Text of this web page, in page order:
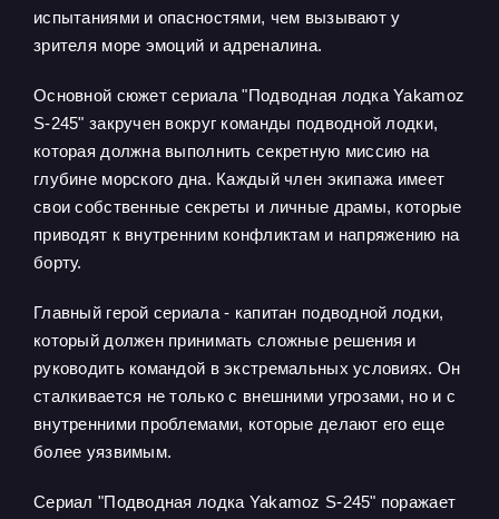
испытаниями и опасностями, чем вызывают у
зрителя море эмоций и адреналина.
Основной сюжет сериала "Подводная лодка Yakamoz
S-245" закручен вокруг команды подводной лодки,
которая должна выполнить секретную миссию на
глубине морского дна. Каждый член экипажа имеет
свои собственные секреты и личные драмы, которые
приводят к внутренним конфликтам и напряжению на
борту.
Главный герой сериала - капитан подводной лодки,
который должен принимать сложные решения и
руководить командой в экстремальных условиях. Он
сталкивается не только с внешними угрозами, но и с
внутренними проблемами, которые делают его еще
более уязвимым.
Сериал "Подводная лодка Yakamoz S-245" поражает